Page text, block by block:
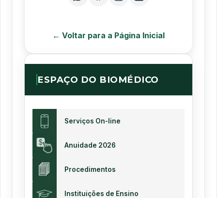
← Voltar para a Página Inicial
ESPAÇO DO BIOMÉDICO
Serviços On-line
Anuidade 2026
Procedimentos
Instituições de Ensino